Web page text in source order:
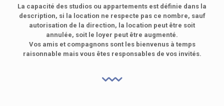
La capacité des studios ou appartements est définie dans la
description, si la location ne respecte pas ce nombre, sauf
autorisation de la direction, la location peut être soit
annulée, soit le loyer peut être augmenté.
Vos amis et compagnons sont les bienvenus à temps
raisonnable mais vous êtes responsables de vos invités.